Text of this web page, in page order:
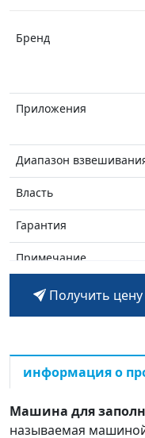
Бренд
Приложения
Диапазон
Власть
Гарантия
Примечание
Получить цену
информация о
Машина для
называемая